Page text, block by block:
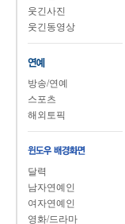
웃긴사진
웃긴동영상
방송/연예
스포츠
해외토픽
달력
남자연예인
여자연예인
영화/드라마